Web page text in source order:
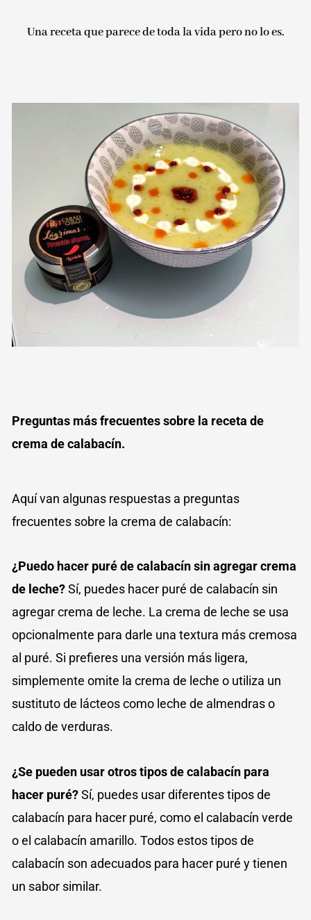
Una receta que parece de toda la vida pero no lo es.
Preguntas más frecuentes sobre la receta de
crema de calabacín.
Aquí van algunas respuestas a preguntas
frecuentes sobre la crema de calabacín:
¿Puedo hacer puré de calabacín sin agregar crema
de leche?Sí, puedes hacer puré de calabacín sin
agregar crema de leche. La crema de leche se usa
opcionalmente para darle una textura más cremosa
al puré. Si prefieres una versión más ligera,
simplemente omite la crema de leche o utiliza un
sustituto de lácteos como leche de almendras o
caldo de verduras.
¿Se pueden usar otros tipos de calabacín para
hacer puré?Sí, puedes usar diferentes tipos de
calabacín para hacer puré, como el calabacín verde
o el calabacín amarillo. Todos estos tipos de
calabacín son adecuados para hacer puré y tienen
un sabor similar.